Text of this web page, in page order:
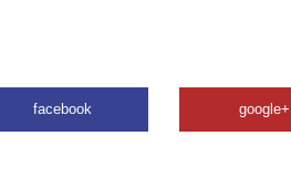
facebook google+